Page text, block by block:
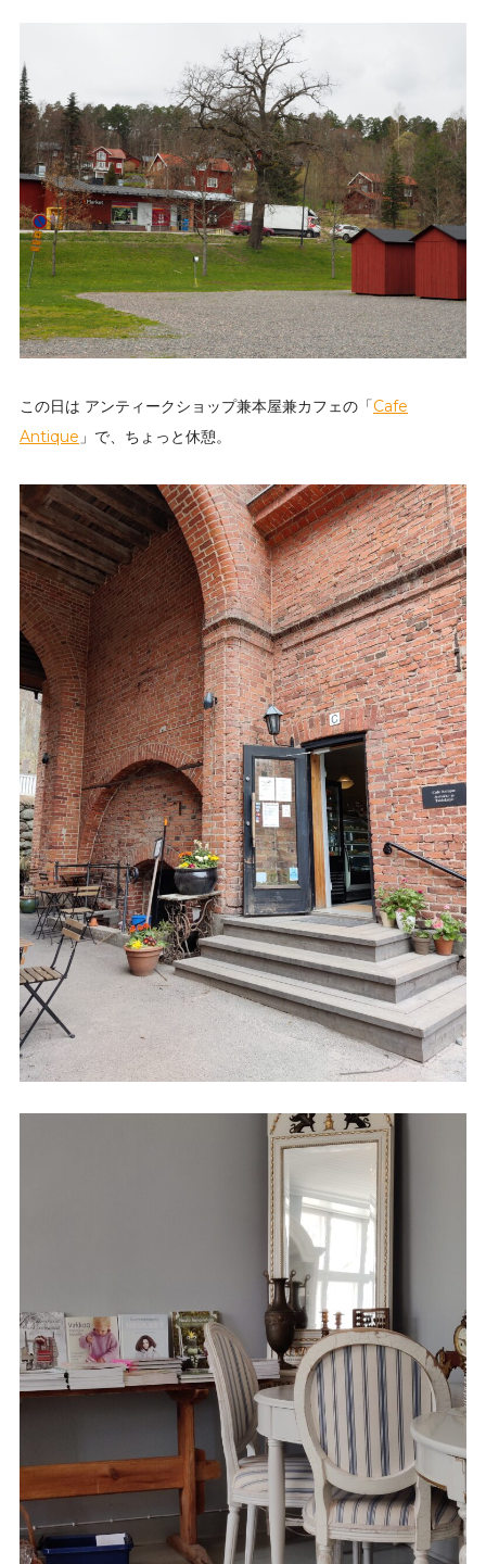
この日は アンティークショップ兼本屋兼カフェの「Cafe
Antique 」で、ちょっと休憩。